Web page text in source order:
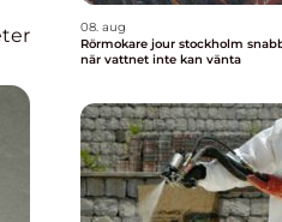
08. aug
Rörmokare jour stockholm snabb hjälp
när vattnet inte kan vänta